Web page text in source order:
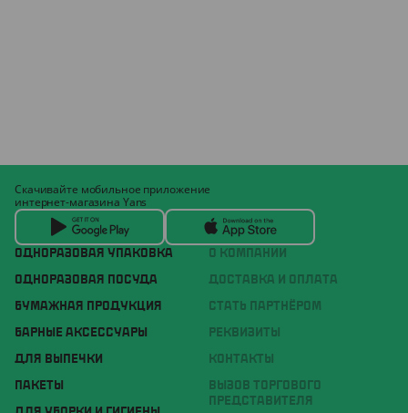
ОДНОРАЗОВАЯ УПАКОВКА
ОДНОРАЗОВАЯ ПОСУДА
БУМАЖНАЯ ПРОДУКЦИЯ
БАРНЫЕ АКСЕССУАРЫ
ДЛЯ ВЫПЕЧКИ
ПАКЕТЫ
О КОМПАНИИ
ДОСТАВКА И ОПЛАТА
СТАТЬ ПАРТНЁРОМ
РЕКВИЗИТЫ
КОНТАКТЫ
ВЫЗОВ ТОРГОВОГО
ПРЕДСТАВИТЕЛЯ
Скачивайте мобильное приложение
интернет-магазина Yans